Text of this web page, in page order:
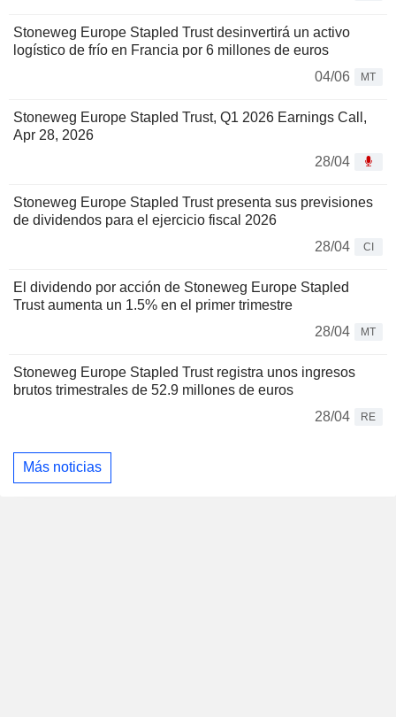
Stoneweg Europe Stapled Trust desinvertirá un activo
logístico de frío en Francia por 6 millones de euros
04/06
MT
Stoneweg Europe Stapled Trust, Q1 2026 Earnings Call,
Apr 28, 2026
28/04
Stoneweg Europe Stapled Trust presenta sus previsiones
de dividendos para el ejercicio fiscal 2026
28/04
CI
El dividendo por acción de Stoneweg Europe Stapled
Trust aumenta un 1.5% en el primer trimestre
28/04
MT
Stoneweg Europe Stapled Trust registra unos ingresos
brutos trimestrales de 52.9 millones de euros
28/04
RE
Más noticias